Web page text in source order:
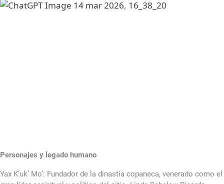
Personajes y legado humano
Yax K’uk’ Mo’: Fundador de la dinastía copaneca, venerado como el